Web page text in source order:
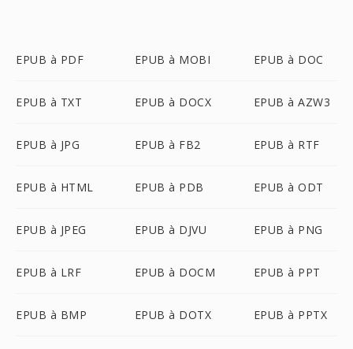
EPUB à PDF EPUB à MOBI EPUB à DOC
EPUB à TXT EPUB à DOCX EPUB à AZW3
EPUB à JPG EPUB à FB2 EPUB à RTF
EPUB à HTML EPUB à PDB EPUB à ODT
EPUB à JPEG EPUB à DJVU EPUB à PNG
EPUB à LRF EPUB à DOCM EPUB à PPT
EPUB à BMP EPUB à DOTX EPUB à PPTX